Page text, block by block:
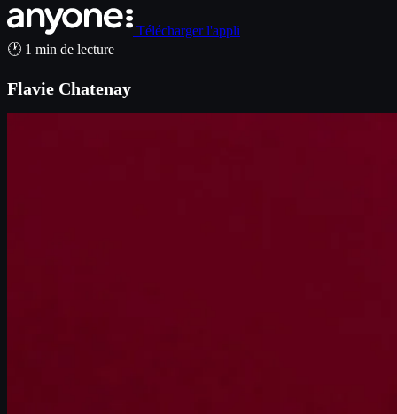
Télécharger l'appli
🕐 1 min de lecture
Flavie Chatenay